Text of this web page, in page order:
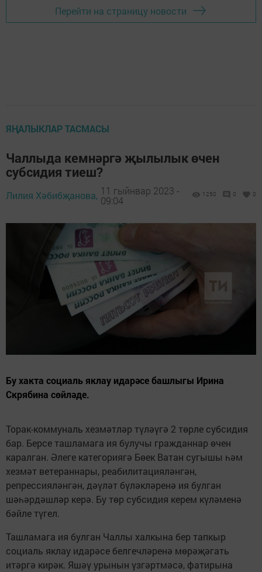
Перейти на страницу новости
ЯҢАЛЫКЛАР ТАСМАСЫ
Чаллыда кемнәргә җылылык өчен
субсидия тиеш?
Лилия Хәбибҗанова, 11 гыйнвар 2023 -
09:04
1250 0 0
Бу хакта социаль яклау идарәсе башлыгы Ирина
Скрябина сөйләде.
Торак-коммуналь хезмәтләр түләүгә 2 төрле субсидия
бар. Берсе ташламага ия булучы гражданнар өчен
каралган. Әлеге категориягә Бөек Ватан сугышы һәм
хезмәт ветераннары, реабилитацияләнгән,
репрессияләнгән, дәүләт бүләкләренә ия булган
шәһәрдәшләр керә. Бу төр субсидия керем күләменә
бәйле түгел.
Ташламага ия булган Чаллы халкына бер тапкыр
социаль яклау идарәсе белгечләренә мөрәҗәгать
итәргә кирәк. Яшәү урынын үзгәртмәсә, фатирына